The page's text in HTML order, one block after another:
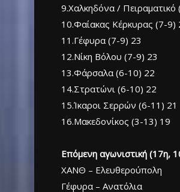
9.Χαλκηδόνα / Πειραματικό
10.Φαίακας Κέρκυρας (7-9)
11.Γέφυρα (7-9) 23
12.Νίκη Βόλου (7-9) 23
13.Φάρσαλα (6-10) 22
14.Στρατώνι (6-10) 22
15.Ίκαροι Σερρών (6-11) 21
16.Μακεδονίκος (3-13) 19
Επόμενη αγωνιστική (17η,
ΧΑΝΘ – Ελευθερούπολη
Γέφυρα – Ανατόλια